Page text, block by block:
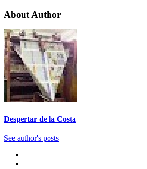
About Author
Despertar de la Costa
See author's posts